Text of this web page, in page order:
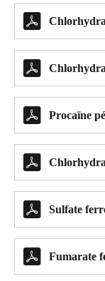


 Procaïne

 Sulfate
 Fumarate